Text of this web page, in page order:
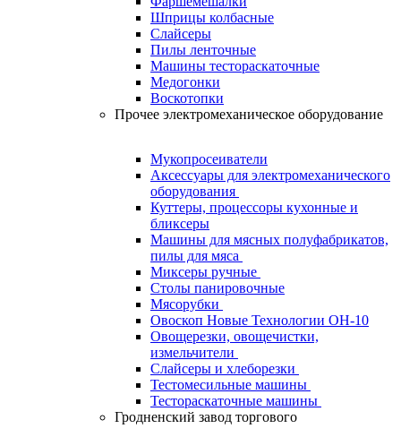
Шприцы колбасные
Слайсеры
Пилы ленточные
Машины тестораскаточные
Медогонки
Воскотопки
Прочее электромеханическое оборудование
Мукопросеиватели
Аксессуары для электромеханического
оборудования
Куттеры, процессоры кухонные и
бликсеры
Машины для мясных полуфабрикатов,
пилы для мяса
Миксеры ручные
Столы панировочные
Мясорубки
Овоскоп Новые Технологии ОН-10
Овощерезки, овощечистки,
измельчители
Слайсеры и хлеборезки
Тестомесильные машины
Тестораскаточные машины
Гродненский завод торгового